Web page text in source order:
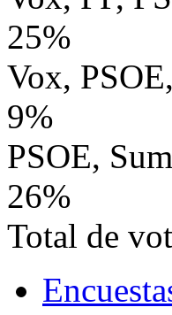
25%
Vox,
9%
PSOE,
26%
Total de